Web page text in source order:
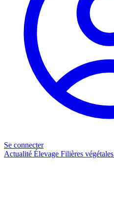
Se connecter
Actualité Élevage Filières végétales